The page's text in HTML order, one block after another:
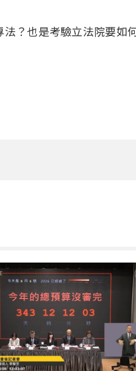
？也是考驗立法院要如